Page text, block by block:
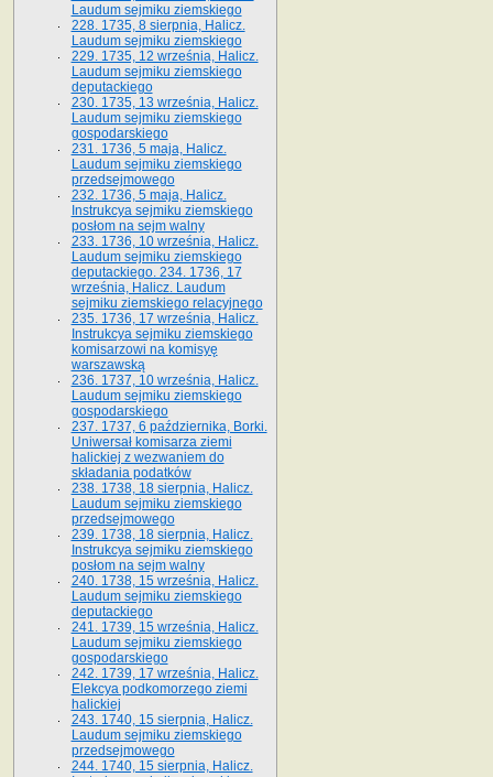
Laudum sejmiku ziemskiego
228. 1735, 8 sierpnia, Halicz.
Laudum sejmiku ziemskiego
229. 1735, 12 września, Halicz.
Laudum sejmiku ziemskiego
deputackiego
230. 1735, 13 września, Halicz.
Laudum sejmiku ziemskiego
gospodarskiego
231. 1736, 5 maja, Halicz.
Laudum sejmiku ziemskiego
przedsejmowego
232. 1736, 5 maja, Halicz.
Instrukcya sejmiku ziemskiego
posłom na sejm walny
233. 1736, 10 września, Halicz.
Laudum sejmiku ziemskiego
deputackiego. 234. 1736, 17
września, Halicz. Laudum
sejmiku ziemskiego relacyjnego
235. 1736, 17 września, Halicz.
Instrukcya sejmiku ziemskiego
komisarzowi na komisyę
warszawską
236. 1737, 10 września, Halicz.
Laudum sejmiku ziemskiego
gospodarskiego
237. 1737, 6 października, Borki.
Uniwersał komisarza ziemi
halickiej z wezwaniem do
składania podatków
238. 1738, 18 sierpnia, Halicz.
Laudum sejmiku ziemskiego
przedsejmowego
239. 1738, 18 sierpnia, Halicz.
Instrukcya sejmiku ziemskiego
posłom na sejm walny
240. 1738, 15 września, Halicz.
Laudum sejmiku ziemskiego
deputackiego
241. 1739, 15 września, Halicz.
Laudum sejmiku ziemskiego
gospodarskiego
242. 1739, 17 września, Halicz.
Elekcya podkomorzego ziemi
halickiej
243. 1740, 15 sierpnia, Halicz.
Laudum sejmiku ziemskiego
przedsejmowego
244. 1740, 15 sierpnia, Halicz.